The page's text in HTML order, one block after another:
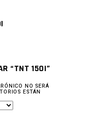
“TNT 150I”
NO SERÁ
ESTÁN